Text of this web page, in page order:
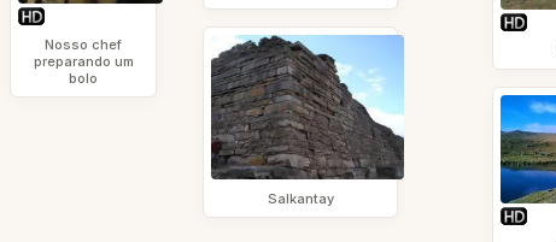
Nosso chef
preparando um
bolo
Salkantay